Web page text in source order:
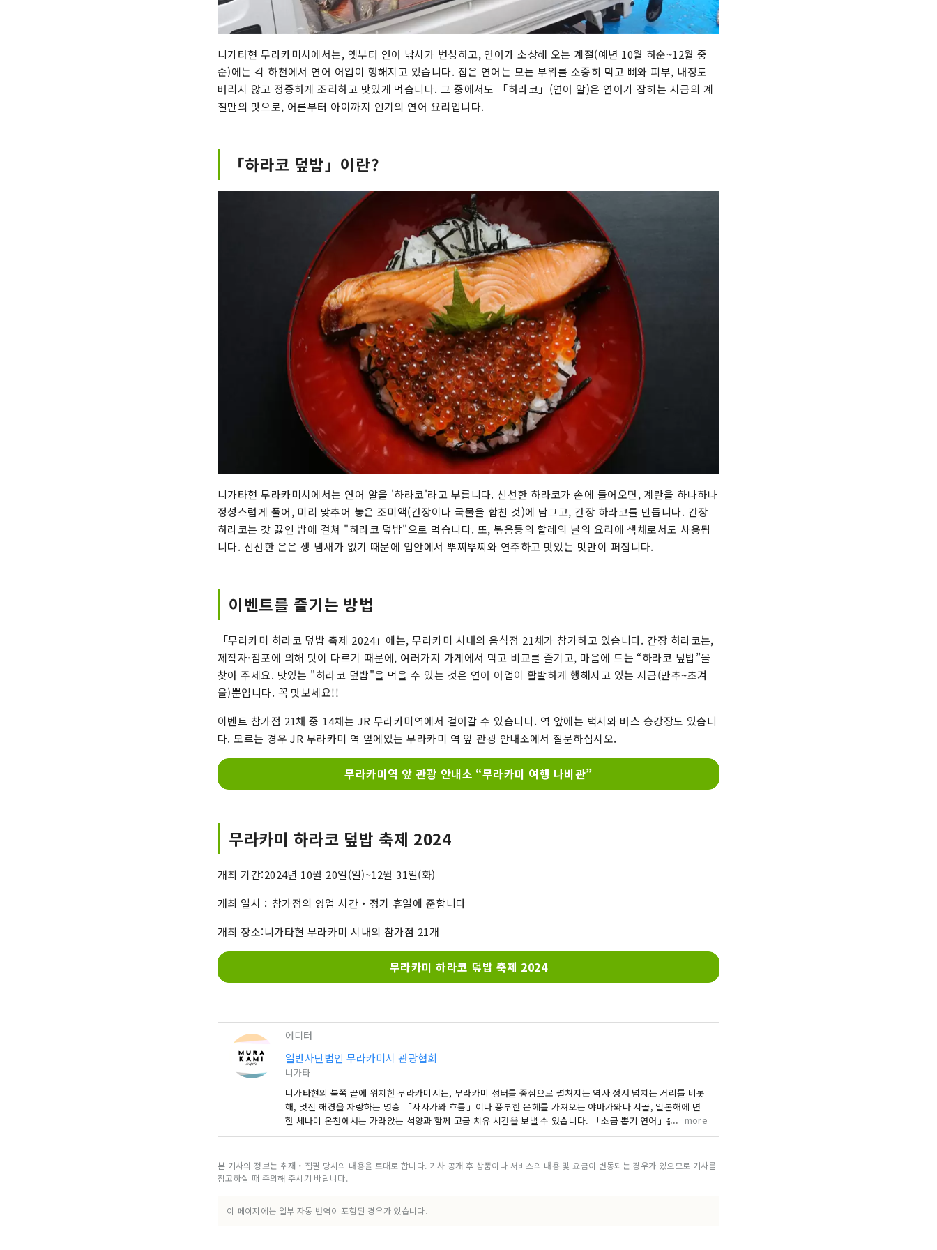
니가타현 무라카미시에서는, 옛부터 연어 낚시가 번성하고, 연어가 소상해 오는 계절(예년 10월 하순~12월 중
순)에는 각 하천에서 연어 어업이 행해지고 있습니다. 잡은 연어는 모든 부위를 소중히 먹고 뼈와 피부, 내장도
버리지 않고 정중하게 조리하고 맛있게 먹습니다. 그 중에서도 「하라코」(연어 알)은 연어가 잡히는 지금의 계
절만의 맛으로, 어른부터 아이까지 인기의 연어 요리입니다.
「하라코 덮밥」이란?
니가타현 무라카미시에서는 연어 알을 '하라코'라고 부릅니다. 신선한 하라코가 손에 들어오면, 계란을 하나하나
정성스럽게 풀어, 미리 맞추어 놓은 조미액(간장이나 국물을 합친 것)에 담그고, 간장 하라코를 만듭니다. 간장
하라코는 갓 끓인 밥에 걸쳐 "하라코 덮밥"으로 먹습니다. 또, 볶음등의 할레의 날의 요리에 색채로서도 사용됩
니다. 신선한 은은 생 냄새가 없기 때문에 입안에서 뿌찌뿌찌와 연주하고 맛있는 맛만이 퍼집니다.
이벤트를 즐기는 방법
「무라카미 하라코 덮밥 축제 2024」에는, 무라카미 시내의 음식점 21채가 참가하고 있습니다. 간장 하라코는,
제작자·점포에 의해 맛이 다르기 때문에, 여러가지 가게에서 먹고 비교를 즐기고, 마음에 드는 “하라코 덮밥”을
찾아 주세요. 맛있는 "하라코 덮밥"을 먹을 수 있는 것은 연어 어업이 활발하게 행해지고 있는 지금(만추~초겨
울)뿐입니다. 꼭 맛보세요!!
이벤트 참가점 21채 중 14채는 JR 무라카미역에서 걸어갈 수 있습니다. 역 앞에는 택시와 버스 승강장도 있습니
다. 모르는 경우 JR 무라카미 역 앞에있는 무라카미 역 앞 관광 안내소에서 질문하십시오.
무라카미역 앞 관광 안내소 “무라카미 여행 나비관”
무라카미 하라코 덮밥 축제 2024
개최 기간:2024년 10월 20일(일)~12월 31일(화)
개최 일시：참가점의 영업 시간・정기 휴일에 준합니다
개최 장소:니가타현 무라카미 시내의 참가점 21개
무라카미 하라코 덮밥 축제 2024
에디터
일반사단법인 무라카미시 관광협회
니가타
니가타현의 북쪽 끝에 위치한 무라카미시는, 무라카미 성터를 중심으로 펼쳐지는 역사 정서 넘치는 거리를 비롯
해, 멋진 해경을 자랑하는 명승 「사사가와 흐름」이나 풍부한 은혜를 가져오는 야마가와나 시골, 일본해에 면
한 세나미 온천에서는 가라앉는 석양과 함께 고급 치유 시간을 보낼 수 있습니다. 「소금 뽑기 연어」를 비롯한
연어 요리와 무라카미 소, 이와후네산 코시히카리 등, 무라카미에서 밖에 맛볼 수 없는 맛도 가득합니다. 역사와
more
본 기사의 정보는 취재・집필 당시의 내용을 토대로 합니다. 기사 공개 후 상품이나 서비스의 내용 및 요금이 변동되는 경우가 있으므로 기사를
참고하실 때 주의해 주시기 바랍니다.
이 페이지에는 일부 자동 번역이 포함된 경우가 있습니다.